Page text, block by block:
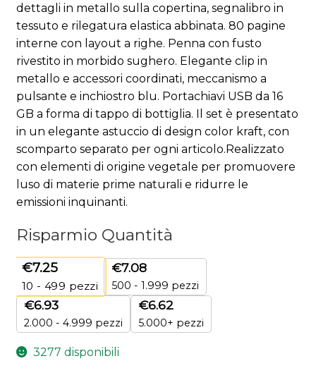
dettagli in metallo sulla copertina, segnalibro in
tessuto e rilegatura elastica abbinata. 80 pagine
interne con layout a righe. Penna con fusto
rivestito in morbido sughero. Elegante clip in
metallo e accessori coordinati, meccanismo a
pulsante e inchiostro blu. Portachiavi USB da 16
GB a forma di tappo di bottiglia. Il set è presentato
in un elegante astuccio di design color kraft, con
scomparto separato per ogni articolo.Realizzato
con elementi di origine vegetale per promuovere
luso di materie prime naturali e ridurre le
emissioni inquinanti.
Risparmio Quantità
€7.25
10 - 499 pezzi
€7.08
500 - 1.999 pezzi
€6.93
2.000 - 4.999 pezzi
€6.62
5.000+ pezzi
3277 disponibili